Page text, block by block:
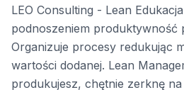
LEO Consulting - Lean
podnoszeniem
Organizuje procesy redukując
wartości dodanej. Lean
produkujesz, chętnie zerknę